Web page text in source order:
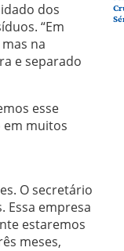
dos
“Em
na
e separado
esse
em muitos
O secretário
Essa empresa
estaremos
meses,